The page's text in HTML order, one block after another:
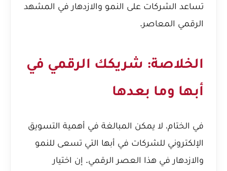
تساعد الشركات على النمو والازدهار في المشهد
الرقمي المعاصر.
الخلاصة: شريكك الرقمي في
أبها وما بعدها
في الختام، لا يمكن المبالغة في أهمية التسويق
الإلكتروني للشركات في أبها التي تسعى للنمو
والازدهار في هذا العصر الرقمي. إن اختيار